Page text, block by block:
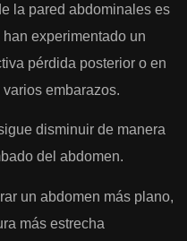
la pared abdominales es
experimentado un
pérdida posterior o en
embarazos.
disminuir de manera
del abdomen.
un abdomen más plano,
más estrecha